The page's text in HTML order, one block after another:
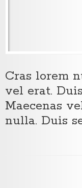
Cras lorem
vel erat.
Maecenas
nulla. Duis